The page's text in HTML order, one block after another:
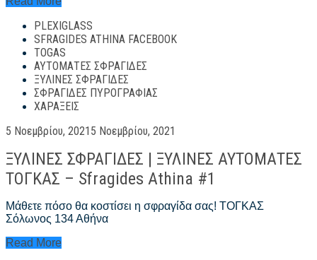
Αθήνα
ΤΟΓΚΑΣ
Sfragides
Athina
PLEXIGLASS
SFRAGIDES ATHINA FACEBOOK
TOGAS
ΑΥΤΌΜΑΤΕΣ ΣΦΡΑΓΊΔΕΣ
ΞΎΛΙΝΕΣ ΣΦΡΑΓΊΔΕΣ
ΣΦΡΑΓΊΔΕΣ ΠΥΡΟΓΡΑΦΊΑΣ
ΧΑΡΆΞΕΙΣ
Posted
5 Νοεμβρίου, 2021 5 Νοεμβρίου, 2021
ΞΥΛΙΝΕΣ ΣΦΡΑΓΙΔΕΣ | ΞΥΛΙΝΕΣ ΑΥΤΟΜΑΤΕΣ
ΤΟΓΚΑΣ – Sfragides Athina #1
Μάθετε πόσο θα κοστίσει η σφραγίδα σας! ΤΟΓΚΑΣ
Σόλωνος 134 Αθήνα
ΞΥΛΙΝΕΣ
Read More